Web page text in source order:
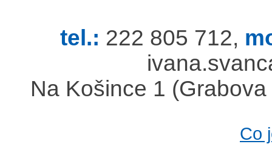
tel.: 222 805 712,
Na Košince 1
Co